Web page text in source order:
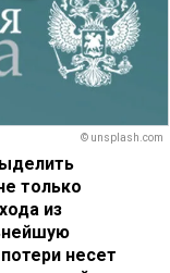
© unsplash.com
только
из
несет